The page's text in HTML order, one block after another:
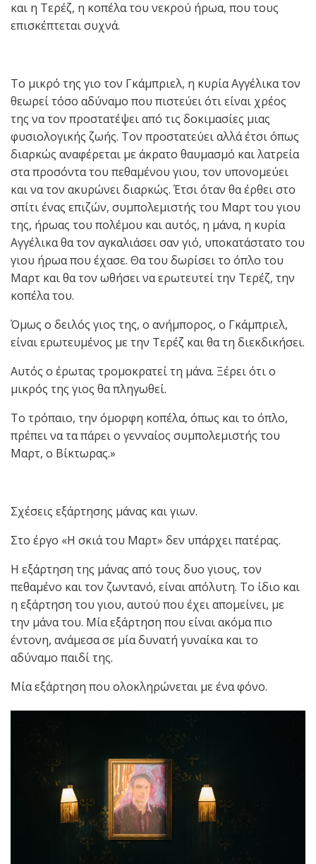
και η Τερέζ, η κοπέλα του νεκρού ήρωα, που τους
επισκέπτεται συχνά.
Το μικρό της γιο τον Γκάμπριελ, η κυρία Αγγέλικα τον
θεωρεί τόσο αδύναμο που πιστεύει ότι είναι χρέος
της να τον προστατέψει από τις δοκιμασίες μιας
φυσιολογικής ζωής. Τον προστατεύει αλλά έτσι όπως
διαρκώς αναφέρεται με άκρατο θαυμασμό και λατρεία
στα προσόντα του πεθαμένου γιου, τον υπονομεύει
και να τον ακυρώνει διαρκώς. Έτσι όταν θα έρθει στο
σπίτι ένας επιζών, συμπολεμιστής του Μαρτ του γιου
της, ήρωας του πολέμου και αυτός, η μάνα, η κυρία
Αγγέλικα θα τον αγκαλιάσει σαν γιό, υποκατάστατο του
γιου ήρωα που έχασε. Θα του δωρίσει το όπλο του
Μαρτ και θα τον ωθήσει να ερωτευτεί την Τερέζ, την
κοπέλα του.
Όμως ο δειλός γιος της, ο ανήμπορος, ο Γκάμπριελ,
είναι ερωτευμένος με την Τερέζ και θα τη διεκδικήσει.
Αυτός ο έρωτας τρομοκρατεί τη μάνα. Ξέρει ότι ο
μικρός της γιος θα πληγωθεί.
Το τρόπαιο, την όμορφη κοπέλα, όπως και το όπλο,
πρέπει να τα πάρει ο γενναίος συμπολεμιστής του
Μαρτ, ο Βίκτωρας.»
Σχέσεις εξάρτησης μάνας και γιων.
Στο έργο «Η σκιά του Μαρτ» δεν υπάρχει πατέρας.
Η εξάρτηση της μάνας από τους δυο γιους, τον
πεθαμένο και τον ζωντανό, είναι απόλυτη. Το ίδιο και
η εξάρτηση του γιου, αυτού που έχει απομείνει, με
την μάνα του. Μία εξάρτηση που είναι ακόμα πιο
έντονη, ανάμεσα σε μία δυνατή γυναίκα και το
αδύναμο παιδί της.
Μία εξάρτηση που ολοκληρώνεται με ένα φόνο.